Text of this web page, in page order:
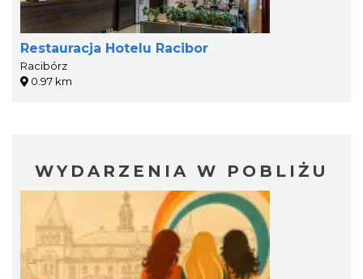
Restauracja Hotelu Racibor
Racibórz
0.97 km
WYDARZENIA W POBLIŻU